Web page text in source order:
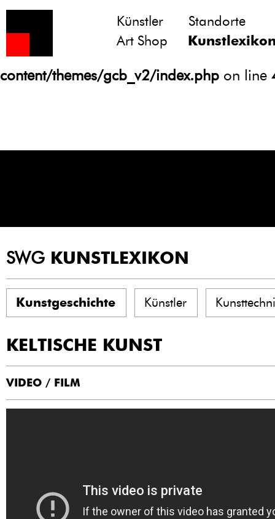
Notice
: Undefined variable: atts in
/homepages/21/d13550920/htdocs/
content/themes/gcb_v2/index.php on line
Künstler
Standorte
Art Shop
SWG KUNSTLEXIKON
Kunstgeschichte Künstler
KELTISCHE KUNST
VIDEO / FILM